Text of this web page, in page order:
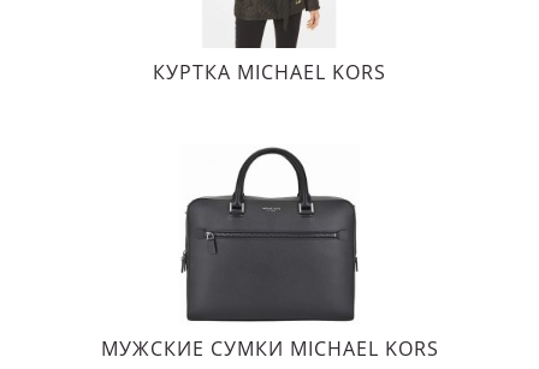
КУРТКА MICHAEL KORS
МУЖСКИЕ СУМКИ MICHAEL KORS